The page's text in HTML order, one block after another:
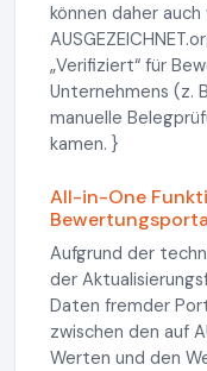
können daher
„Verifiziert“ für
Unternehmens (z.
manuelle
kamen. }
All-in-One
Aufgrund der
der
Daten fremder
zwischen den auf
Werten und den